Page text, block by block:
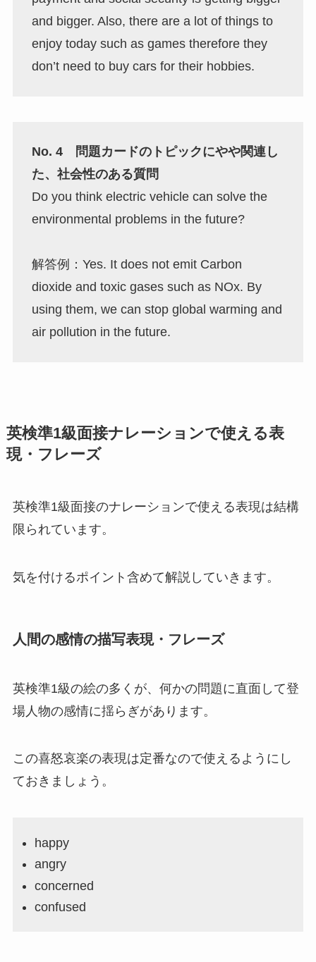
and bigger. Also, there are a lot of things to
enjoy today such as games therefore they
don’t need to buy cars for their hobbies.
No. 4 問題カードのトピックにやや関連し
た、社会性のある質問
Do you think electric vehicle can solve the
environmental problems in the future?
解答例：Yes. It does not emit Carbon
dioxide and toxic gases such as NOx. By
using them, we can stop global warming and
air pollution in the future.
英検準1級面接ナレーションで使える表
現・フレーズ
英検準1級面接のナレーションで使える表現は結構
限られています。
気を付けるポイント含めて解説していきます。
人間の感情の描写表現・フレーズ
英検準1級の絵の多くが、何かの問題に直面して登
場人物の感情に揺らぎがあります。
この喜怒哀楽の表現は定番なので使えるようにし
ておきましょう。
happy
angry
concerned
confused